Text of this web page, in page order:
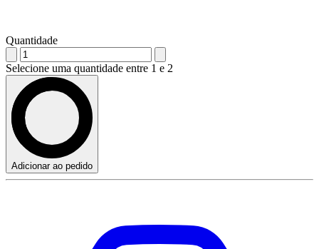
Quantidade
Selecione uma quantidade entre 1 e 2
Adicionar ao pedido